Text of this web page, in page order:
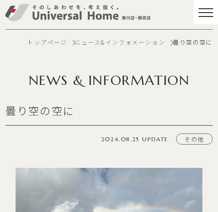
トップページ ニュース&インフォメーション 曇り空の空に
NEWS & INFORMATION
曇り空の空に
2024.08.25 UPDATE その他